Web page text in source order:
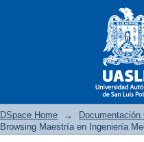
DSpace Home →
Browsing Maestría en Ingeniería